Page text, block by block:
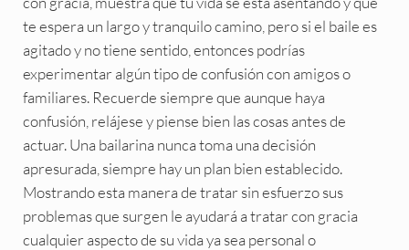
te espera un largo y tranquilo camino, pero si el baile es
agitado y no tiene sentido, entonces podrías
experimentar algún tipo de confusión con amigos o
familiares. Recuerde siempre que aunque haya
confusión, relájese y piense bien las cosas antes de
actuar. Una bailarina nunca toma una decisión
apresurada, siempre hay un plan bien establecido.
Mostrando esta manera de tratar sin esfuerzo sus
problemas que surgen le ayudará a tratar con gracia
cualquier aspecto de su vida ya sea personal o